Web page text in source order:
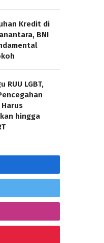
Kredit di
BNI
RUU LGBT,
Harus
hingga